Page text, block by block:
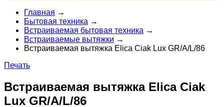
Главная →
Бытовая техника →
Встраиваемая бытовая техника →
Встраиваемые вытяжки →
Встраиваемая вытяжка Elica Ciak Lux GR/A/L/86
Печать
Встраиваемая вытяжка Elica Ciak
Lux GR/A/L/86